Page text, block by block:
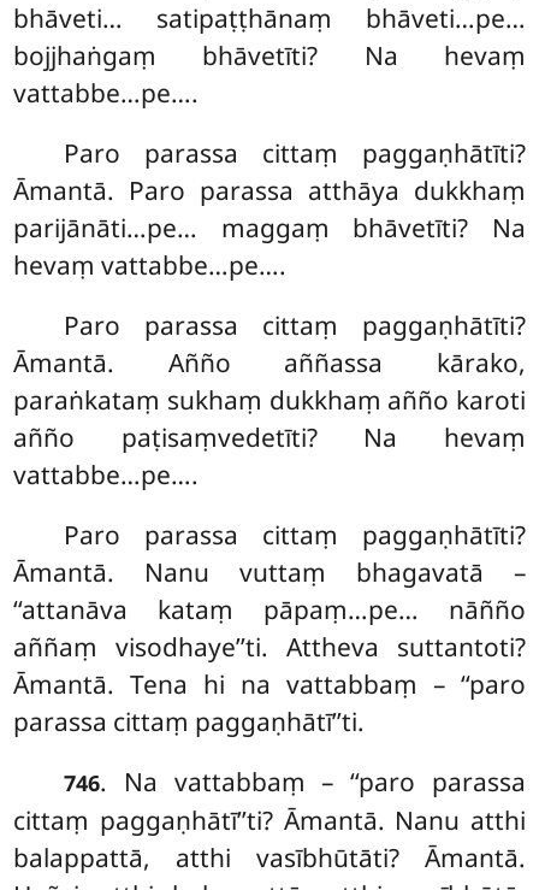
bhāveti… satipaṭṭhānaṃ bhāveti…pe…
bojjhaṅgaṃ bhāvetīti? Na hevaṃ
vattabbe…pe….
Paro parassa cittaṃ paggaṇhātīti?
Āmantā. Paro parassa atthāya dukkhaṃ
parijānāti…pe… maggaṃ bhāvetīti? Na
hevaṃ vattabbe…pe….
Paro parassa cittaṃ paggaṇhātīti?
Āmantā. Añño aññassa kārako,
paraṅkataṃ sukhaṃ dukkhaṃ añño karoti
añño paṭisaṃvedetīti? Na hevaṃ
vattabbe…pe….
Paro parassa cittaṃ paggaṇhātīti?
Āmantā. Nanu vuttaṃ bhagavatā –
‘‘attanāva kataṃ pāpaṃ…pe… nāñño
aññaṃ visodhaye’’ti. Attheva suttantoti?
Āmantā. Tena hi na vattabbaṃ – ‘‘paro
parassa cittaṃ paggaṇhātī’’ti.
746. Na vattabbaṃ – ‘‘paro parassa
cittaṃ paggaṇhātī’’ti? Āmantā. Nanu atthi
balappattā, atthi vasībhūtāti? Āmantā.